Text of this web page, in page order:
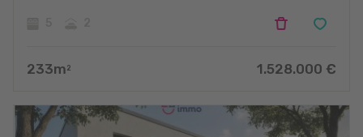
233m 2 1.528.000 €